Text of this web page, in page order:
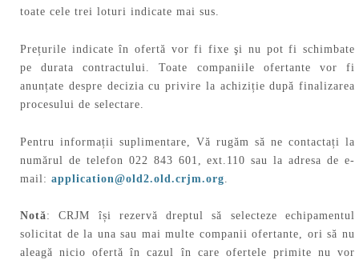
toate cele trei loturi indicate mai sus.
Prețurile indicate în ofertă vor fi fixe şi nu pot fi schimbate
pe durata contractului. Toate companiile ofertante vor fi
anunțate despre decizia cu privire la achiziție după finalizarea
procesului de selectare.
Pentru informații suplimentare, Vă rugăm să ne contactați la
numărul de telefon 022 843 601, ext.110 sau la adresa de e-
mail: application@old2.old.crjm.org
Notă: CRJM își rezervă dreptul să selecteze echipamentul
solicitat de la una sau mai multe companii ofertante, ori să nu
aleagă nicio ofertă în cazul în care ofertele primite nu vor